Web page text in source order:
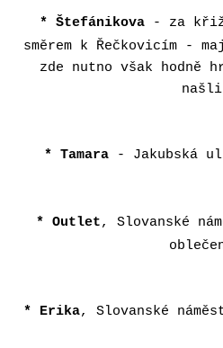
* Štefánikova - za
směrem k Řečkovicím -
zde nutno však hodně
našli
* Tamara- Jakubská
* Outlet, Slovanské
* Erika, Slovanské